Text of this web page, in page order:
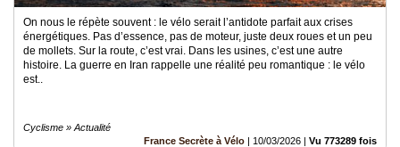
On nous le répète souvent : le vélo serait l’antidote parfait aux crises
énergétiques. Pas d’essence, pas de moteur, juste deux roues et un peu
de mollets. Sur la route, c’est vrai. Dans les usines, c’est une autre
histoire. La guerre en Iran rappelle une réalité peu romantique : le vélo
est..
Cyclisme » Actualité
France Secrète à Vélo | 10/03/2026 | Vu 773289 fois